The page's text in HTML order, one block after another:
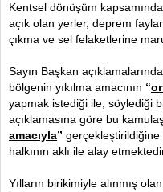
Kentsel dönüşüm
açık olan yerler, deprem
çıkma ve sel felaketlerine
Sayın Başkan
bölgenin yıkılma amacının “
yapmak istediği ile, söylediği
açıklamasına göre bu
amacıyla”
halkının aklı ile alay
Yılların birikimiyle alınmış